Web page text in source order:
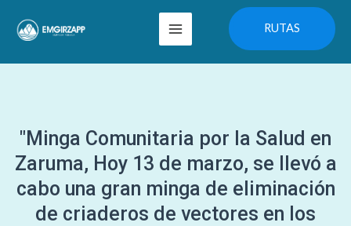
Main
Menu
RUTAS
"Minga Comunitaria por la Salud en
Zaruma, Hoy 13 de marzo, se llevó a
cabo una gran minga de eliminación
de criaderos de vectores en los